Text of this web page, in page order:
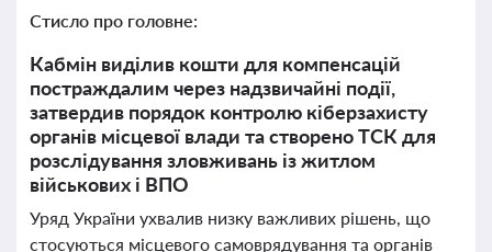
Стисло про головне:
Кабмін виділив кошти для компенсацій
постраждалим через надзвичайні події,
затвердив порядок контролю кіберзахисту
органів місцевої влади та створено ТСК для
розслідування зловживань із житлом
військових і ВПО
Уряд України ухвалив низку важливих рішень, що
стосуються місцевого самоврядування та органів